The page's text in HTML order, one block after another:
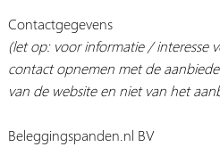
Contactgegevens
(let op: voor informatie / interesse
contact opnemen met de
van de website en niet van het
Beleggingspanden.nl BV